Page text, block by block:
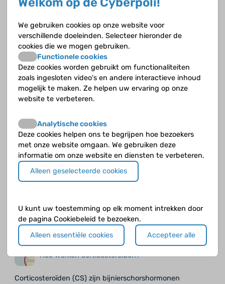
ergotherapie spelen een belangrijke rol.
Jeugdreuma en andere auto-
immuunziekten
Jeugdreuma of Juveniele Idiopathische Artritis
(JIA) is een van de bekendste auto-
immuunziekten die op de kinderleeftijd
voorkomen. Een auto-immuunziekte, is een ziekte
Mixed connective tissue disease (MCTD)
Mixed connective tissue disease is een gemengde
erythematodes (SLE), jeugdreuma (JIA),
sclerodermie en juveniele dermatomyositis (JDM).
Hoe werken corticosteroïden?
Corticosteroïden (CS) zijn bijnierschorshormonen
We gebruiken cookies op onze website voor
verschillende doeleinden. Selecteer hieronder de
cookies die we mogen gebruiken.
Functionele cookies
Deze cookies worden gebruikt om functionaliteiten
zoals ingesloten video's en andere interactieve inhoud
mogelijk te maken. Ze helpen uw ervaring op onze
website te verbeteren.
Analytische cookies
Deze cookies helpen ons te begrijpen hoe bezoekers
met onze website omgaan. We gebruiken deze
informatie om onze website en diensten te verbeteren.
Alleen geselecteerde cookies
U kunt uw toestemming op elk moment intrekken door
de pagina Cookiebeleid te bezoeken.
Alleen essentiële cookies
Accepteer alle